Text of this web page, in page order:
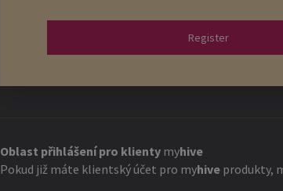
Register
Oblast přihlášení pro klienty myhive
Pokud již máte klientský účet pro myhive produkty,